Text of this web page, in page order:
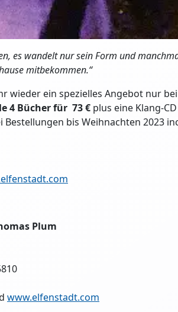
es wandelt nur sein Form und
mitbekommen.“
wieder ein spezielles Angebot nur
4 Bücher für 73 € plus eine Klang-
bis Weihnachten 2023
Plum
www.elfenstadt.com